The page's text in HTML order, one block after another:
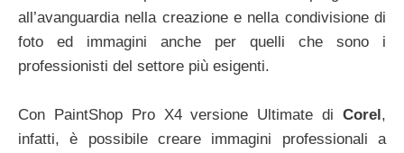
all’avanguardia nella creazione e nella condivisione di
foto ed immagini anche per quelli che sono i
professionisti del settore più esigenti.
Con PaintShop Pro X4 versione Ultimate di Corel,
infatti, è possibile creare immagini professionali a